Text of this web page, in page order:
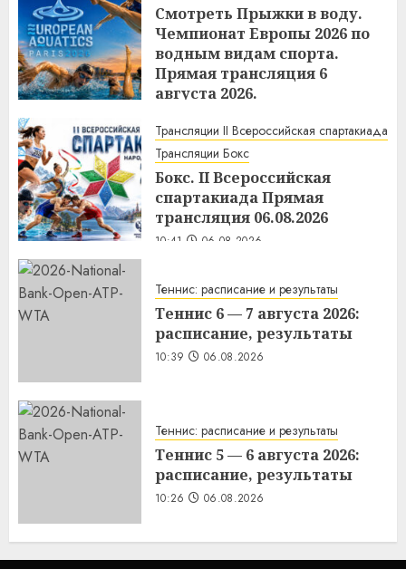
Смотреть Прыжки в воду.
Чемпионат Европы 2026 по
водным видам спорта.
Прямая трансляция 6
августа 2026.
Трансляции II Всероссийская спартакиада
Трансляции Бокс
Бокс. II Всероссийская
спартакиада Прямая
трансляция 06.08.2026
10:41 06.08.2026
Теннис: расписание и результаты
Теннис 6 — 7 августа 2026:
расписание, результаты
10:39 06.08.2026
Теннис: расписание и результаты
Теннис 5 — 6 августа 2026:
расписание, результаты
10:26 06.08.2026